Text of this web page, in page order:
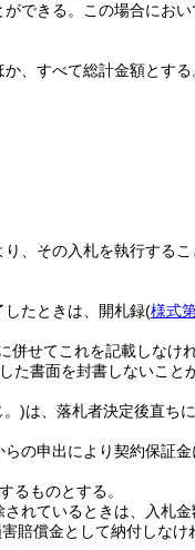
できる。
この場合にお
、すべて総計金額とする
、その入札を執行する
たときは、開札録(様式
併せてこれを記載しなけ
た書面を封書しないこと
。)は、落札者決定後直ちに
の申出により契約保証金
るものとする。
れているときは、入札
賠償金として納付しなけ